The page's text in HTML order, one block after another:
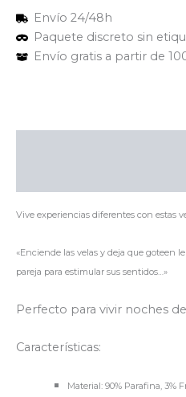
Envío 24/48h
Paquete discreto sin
Envío gratis a partir de
Vive experiencias diferentes con estas
«Enciende las velas y deja que goteen
pareja para estimular sus sentidos…»
Perfecto para vivir noches
Características:
Material: 90% Parafina, 3%